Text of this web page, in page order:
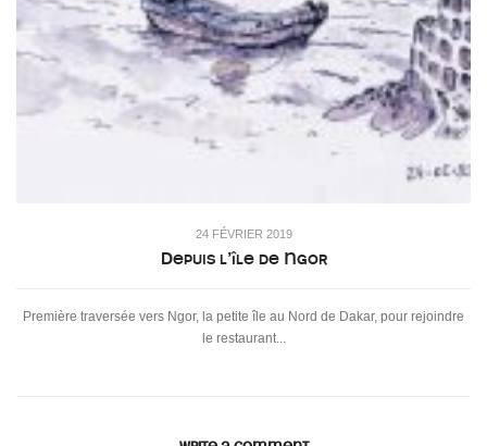
24 FÉVRIER 2019
Depuis l’île de Ngor
Première traversée vers Ngor, la petite île au Nord de Dakar, pour rejoindre
le restaurant...